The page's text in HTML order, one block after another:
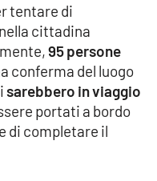
tentare di
cittadina
95 persone
conferma del luogo
sarebbero in viaggio
portati a bordo
di completare il